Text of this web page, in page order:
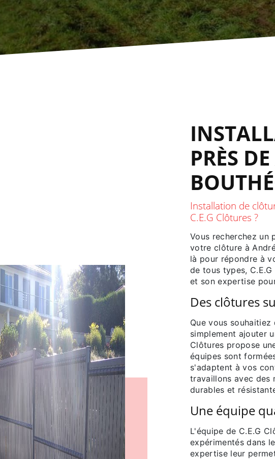
PRÈS
Installation de
C.E.G Clôtures ?
Vous recherchez un
votre clôture à
là pour répondre à
de tous types,
et son expertise
Des clôtures
Que vous
simplement ajouter
Clôtures propose
équipes sont
s'adaptent à vos
travaillons avec des
durables et
Une équipe
L'équipe de C.E.G
expérimentés dans
expertise leur